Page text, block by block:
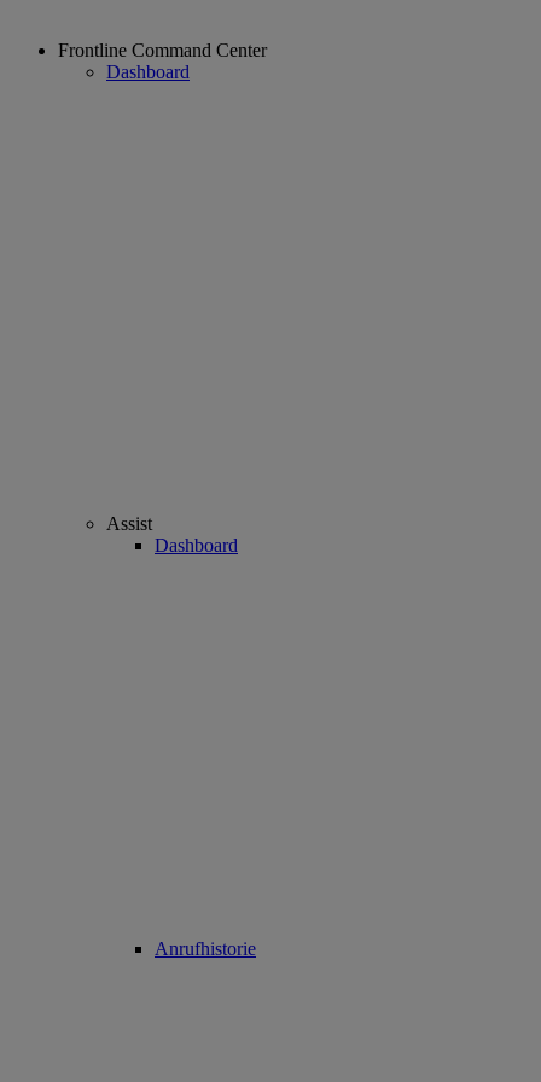
Frontline Command Center
Dashboard
Assist
Dashboard
Anrufhistorie